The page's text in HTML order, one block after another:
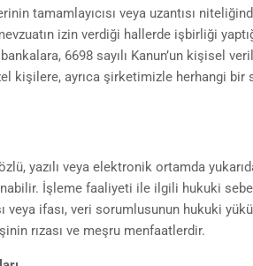
tamamlayıcısı veya uzantısı
izin verdiği hallerde işbirliği
6698 sayılı Kanun’un kişisel
kişilere, ayrıca şirketimizle herhangi bir
yazılı veya elektronik ortamda
İşleme faaliyeti ile ilgili hukuki
veya ifası, veri sorumlusunun hukuki
rızası ve meşru menfaatlerdir.